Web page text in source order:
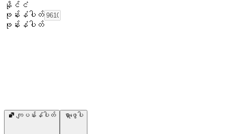
နိုင်ငံ
ဖုန်းနံပါတ်
ဖုန်းနံပါတ်
ကျပန်းနံပါတ် ရှာဖွေပါ